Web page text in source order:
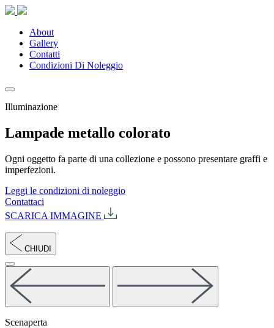
About
Gallery
Contatti
Condizioni Di Noleggio
Illuminazione
Lampade metallo colorato
Ogni oggetto fa parte di una collezione e possono presentare graffi e
imperfezioni.
Leggi le condizioni di noleggio
Contattaci
SCARICA IMMAGINE
CHIUDI
Scenaperta